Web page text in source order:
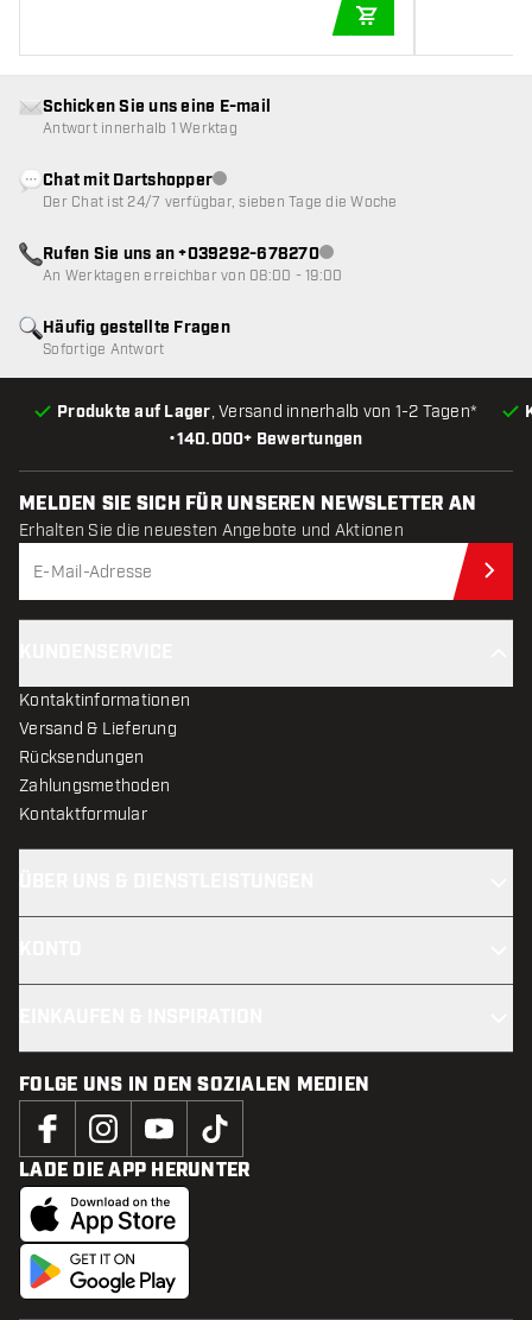
•140.000+ Bewertungen
Produkte auf Lager, Versand innerhalb von 1-2 Tagen*
Häufig gestellte Fragen
Sofortige Antwort
Schicken Sie uns eine E-mail
Antwort innerhalb 1 Werktag
Chat mit DartshopperKundenservice nicht verfügbar
Der Chat ist 24/7 verfügbar, sieben Tage die Woche
Rufen Sie uns an +039292-678270Kundenservice nicht
An Werktagen erreichbar von 08:00 - 19:00
MELDEN SIE SICH FÜR UNSEREN NEWSLETTER AN
Erhalten Sie die neuesten Angebote und Aktionen
Kontaktinformationen
Versand & Lieferung
Rücksendungen
Zahlungsmethoden
Kontaktformular
FOLGE UNS IN DEN SOZIALEN MEDIEN
LADE DIE APP HERUNTER